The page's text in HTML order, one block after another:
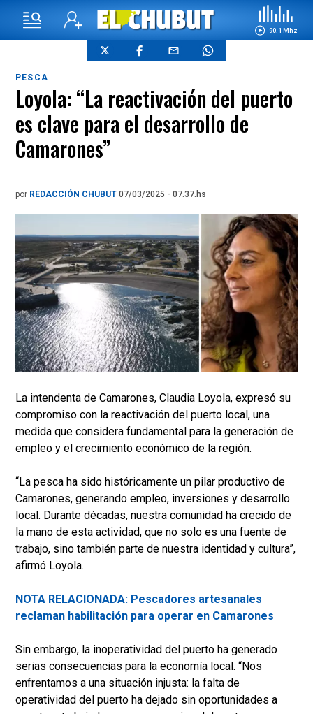
90.1 Mhz
PESCA
Loyola: “La reactivación del puerto
es clave para el desarrollo de
Camarones”
por REDACCIÓN CHUBUT 07/03/2025 - 07.37.hs
La intendenta de Camarones, Claudia Loyola, expresó su
compromiso con la reactivación del puerto local, una
medida que considera fundamental para la generación de
empleo y el crecimiento económico de la región.
“La pesca ha sido históricamente un pilar productivo de
Camarones, generando empleo, inversiones y desarrollo
local. Durante décadas, nuestra comunidad ha crecido de
la mano de esta actividad, que no solo es una fuente de
trabajo, sino también parte de nuestra identidad y cultura”,
afirmó Loyola.
NOTA RELACIONADA: Pescadores artesanales
reclaman habilitación para operar en Camarones
Sin embargo, la inoperatividad del puerto ha generado
serias consecuencias para la economía local. “Nos
enfrentamos a una situación injusta: la falta de
operatividad del puerto ha dejado sin oportunidades a